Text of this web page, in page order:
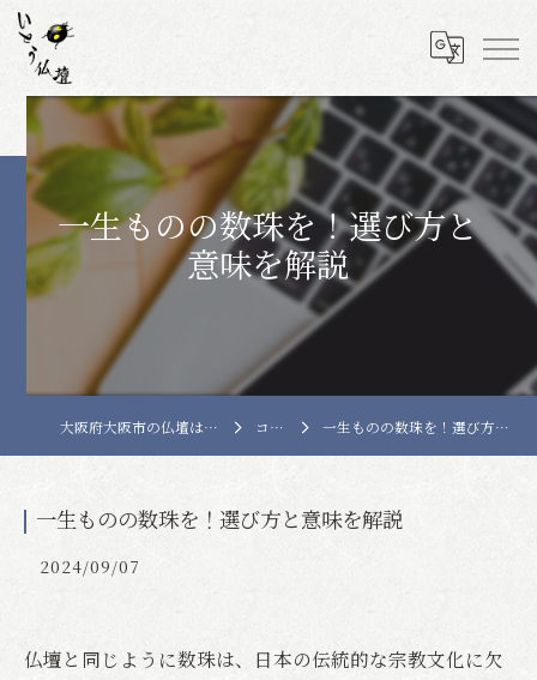
一生ものの数珠を！選び方と
意味を解説
大阪府大阪市の仏壇はいとう仏壇 コラム 一生ものの数珠を！選び方と意味を解説
一生ものの数珠を！選び方と意味を解説
2024/09/07
仏壇と同じように数珠は、日本の伝統的な宗教文化に欠